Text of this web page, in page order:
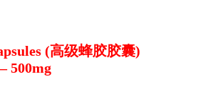
(高级蜂胶胶囊)
500mg